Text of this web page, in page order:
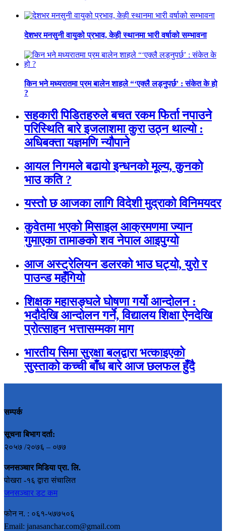
देशभर मनसुनी वायुको प्रभाव, केही स्थानमा भारी वर्षाको सम्भावना
किन भने मध्यरातमा प्रम बालेन शाहले “‘एक्लै लड्नुपर्छ’ : संकेत के हो
?
सहकारी पिडितहरुले बचत रकम फिर्ता नपाउने
परिस्थिति बारे इजलाशमा कुरा उठ्न थाल्यो :
अधिबक्ता यज्ञमणि न्यौपाने
आयल निगमले बढायो इन्धनको मूल्य, कुनकाे
भाउ कति ?
यस्तो छ आजका लागि विदेशी मुद्राको विनिमयदर
कुवेतमा भएको मिसाइल आक्रमणमा ज्यान
गुमाएका तामाङको शव नेपाल आइपुग्यो
आज अस्ट्रेलियन डलरको भाउ घट्यो, युरो र
पाउन्ड महँगियो
शिक्षक महासङ्घले घोषणा गर्यो आन्दोलन :
भदौदेखि आन्दोलन गर्ने, विद्यालय शिक्षा ऐनदेखि
प्रोत्साहन भत्तासम्मका माग
भारतीय सिमा सुरक्षा बलद्वारा भत्काइएको
सुस्ताको कच्ची बाँध बारे आज छलफल हुँदै
सम्पर्क
सूचना बिभाग दर्ता:
२०५७ /२०७६ – ०७७
जनसञ्चार मिडिया प्रा. लि.
पोखरा -१६ द्वारा संचालित
जनसञ्चार डट कम
फोन न. : ०६१-५७७५०६
Email: janasanchar.com@gmail.com